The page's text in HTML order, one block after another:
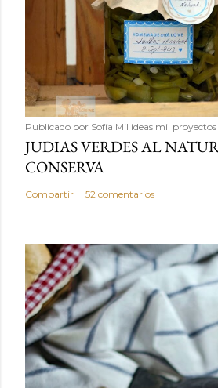
Publicado por Sofía Mil ideas mil proyectos
JUDIAS VERDES AL
CONSERVA
Compartir 52 comentarios